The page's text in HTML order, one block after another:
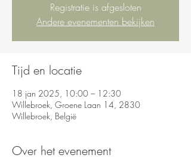
Registratie is afgesloten
Andere evenementen bekijken
Tijd en locatie
18 jan 2025, 10:00 – 12:30
Willebroek, Groene Laan 14, 2830
Willebroek, België
Over het evenement